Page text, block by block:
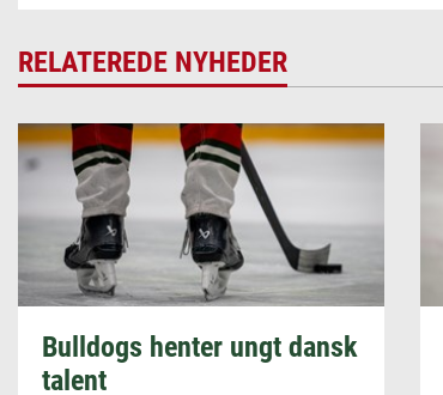
RELATEREDE NYHEDER
Bulldogs henter ungt dansk
talent